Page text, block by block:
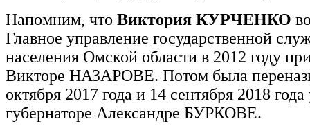
Напомним, что Виктория КУРЧЕНКО
Главное управление государственной
населения Омской области в 2012 году
Викторе НАЗАРОВЕ. Потом была
октября 2017 года и 14 сентября 2018
губернаторе Александре БУРКОВЕ.